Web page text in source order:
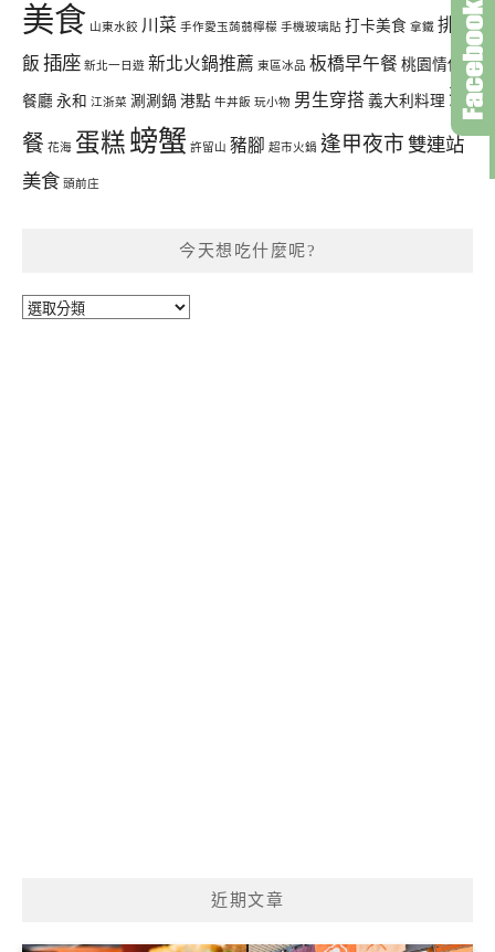
美食 山東水餃 川菜 手作愛玉蒟蒻檸檬 手機玻璃貼 打卡美食 拿鐵 排骨
飯 插座 新北一日遊 新北火鍋推薦 東區冰品 板橋早午餐 桃園情侶
餐廳 永和 江浙菜 涮涮鍋 港點 牛丼飯 玩小物 男生穿搭 義大利料理 聚
餐 花海 蛋糕 螃蟹 許留山 豬腳 超市火鍋 逢甲夜市 雙連站
美食 頭前庄
今天想吃什麼呢?
今
近期文章